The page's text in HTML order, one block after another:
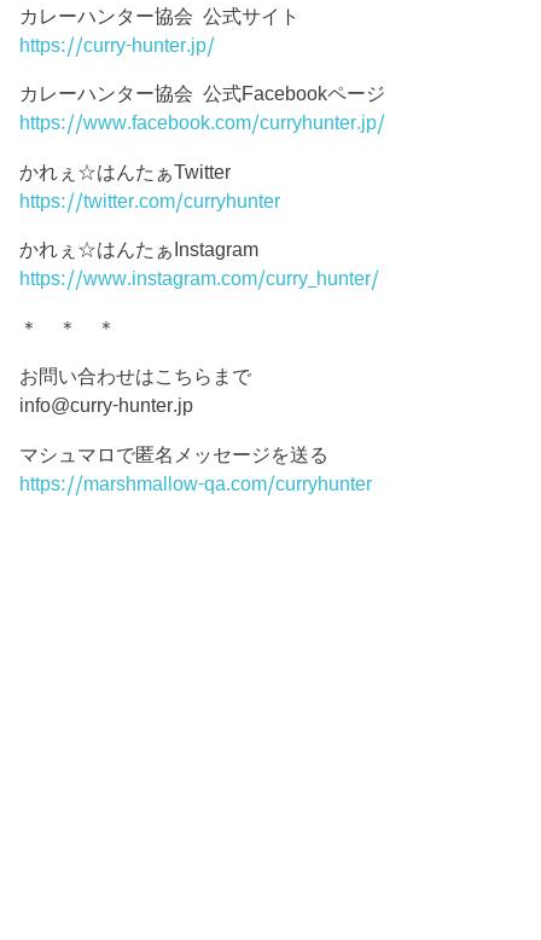
カレーハンター協会 公式サイト
https://curry-hunter.jp/
カレーハンター協会 公式Facebookページ
https://www.facebook.com/curryhunter.jp/
かれぇ☆はんたぁTwitter
https://twitter.com/curryhunter
かれぇ☆はんたぁInstagram
https://www.instagram.com/curry_hunter/
＊ ＊ ＊
お問い合わせはこちらまで
info@curry-hunter.jp
マシュマロで匿名メッセージを送る
https://marshmallow-qa.com/curryhunter